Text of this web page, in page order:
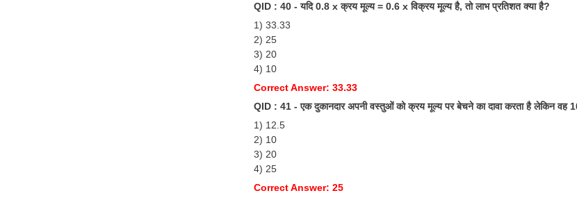
QID : 40 - यदि 0.8 x क्रय मूल्य = 0.6 x विक्रय मूल्य है, तो लाभ प्रतिशत क्या है?
1) 33.33
2) 25
3) 20
4) 10
Correct Answer: 33.33
QID : 41 - एक दुकानदार अपनी वस्तुओं को क्रय मूल्य पर बेचने का दावा करता है लेकिन वह
1) 12.5
2) 10
3) 20
4) 25
Correct Answer: 25